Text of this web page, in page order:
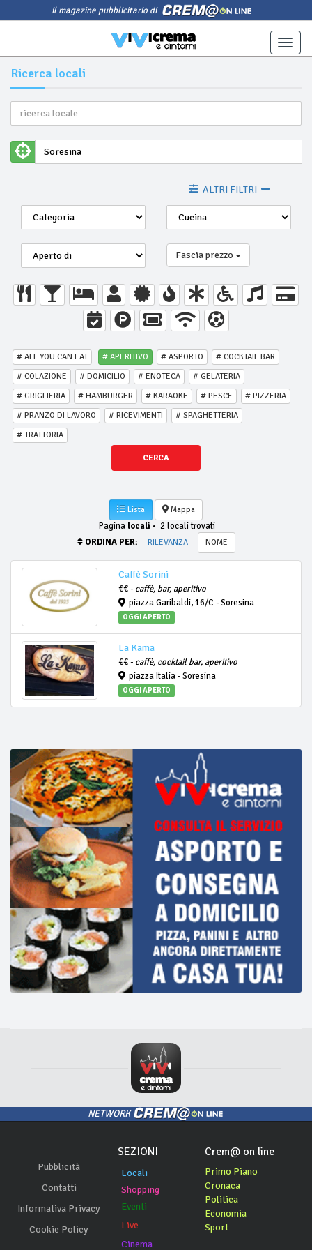
il magazine pubblicitario di
Toggle
Ricerca locali
ALTRI FILTRI
Fascia prezzo
# ALL YOU CAN EAT # APERITIVO # ASPORTO
# COCKTAIL BAR
# COLAZIONE
# DOMICILIO # ENOTECA
# GELATERIA
# GRIGLIERIA
# HAMBURGER # KARAOKE # PESCE
# PIZZERIA
# PRANZO DI LAVORO
# RICEVIMENTI
# SPAGHETTERIA
# TRATTORIA
CERCA
Lista Mappa
Pagina locali • 2 locali trovati
ORDINA PER:
RILEVANZA NOME
Caffè Sorini
€€ - caffè, bar, aperitivo
piazza Garibaldi, 16/C - Soresina
OGGI APERTO
La Kama
€€ - caffè, cocktail bar, aperitivo
piazza Italia - Soresina
OGGI APERTO
NETWORK
Pubblicità
Contatti
Informativa Privacy
Cookie Policy
SEZIONI
Locali
Shopping
Eventi
Live
Cinema
Crem@ on line
Primo Piano
Cronaca
Politica
Economia
Sport